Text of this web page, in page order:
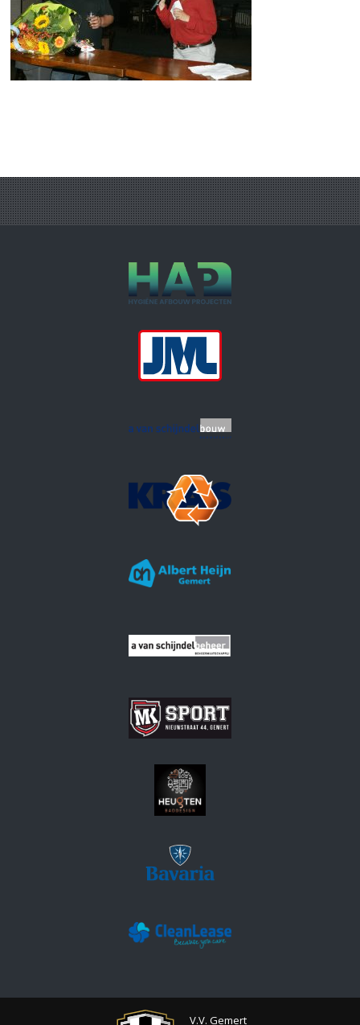
V.V. Gemert